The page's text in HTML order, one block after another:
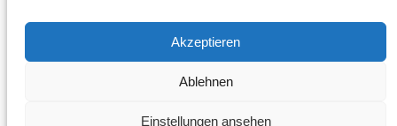
Akzeptieren
Ablehnen
Einstellungen ansehen